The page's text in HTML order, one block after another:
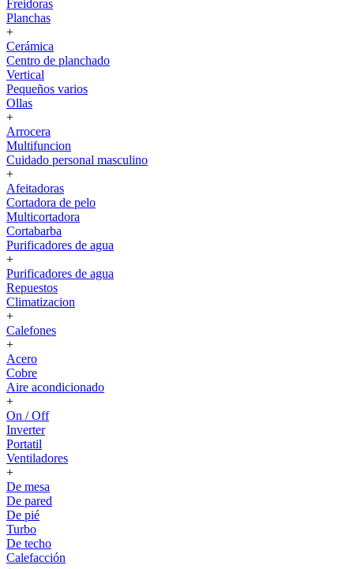
Freidoras
Planchas
+
Cerámica
Centro de planchado
Vertical
Pequeños varios
Ollas
+
Arrocera
Multifuncion
Cuidado personal masculino
+
Afeitadoras
Cortadora de pelo
Multicortadora
Cortabarba
Purificadores de agua
+
Purificadores de agua
Repuestos
Climatizacion
+
Calefones
+
Acero
Cobre
Aire acondicionado
+
On / Off
Inverter
Portatil
Ventiladores
+
De mesa
De pared
De pié
Turbo
De techo
Calefacción